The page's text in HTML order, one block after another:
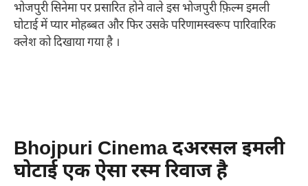
भोजपुरी सिनेमा पर प्रसारित होने वाले इस भोजपुरी फ़िल्म इमली
घोटाई में प्यार मोहब्बत और फिर उसके परिणामस्वरूप पारिवारिक
क्लेश को दिखाया गया है ।
Bhojpuri Cinema दअरसल इमली
घोटाई एक ऐसा रस्म रिवाज है